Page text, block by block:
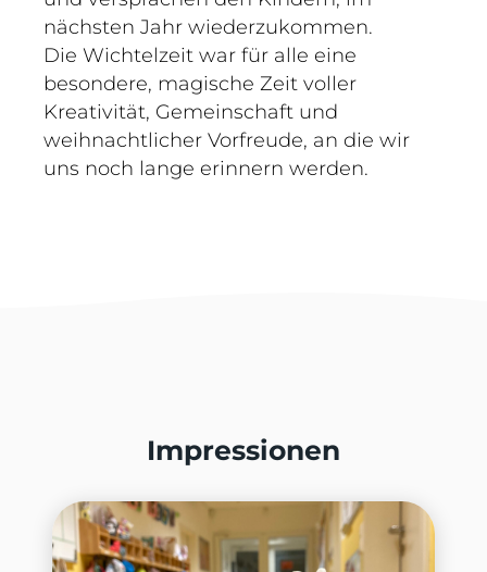
nächsten Jahr wiederzukommen.
Die Wichtelzeit war für alle eine
besondere, magische Zeit voller
Kreativität, Gemeinschaft und
weihnachtlicher Vorfreude, an die wir
uns noch lange erinnern werden.
Impressionen